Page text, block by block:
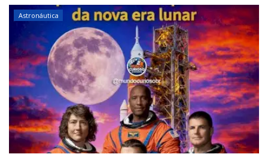
Astronáutica